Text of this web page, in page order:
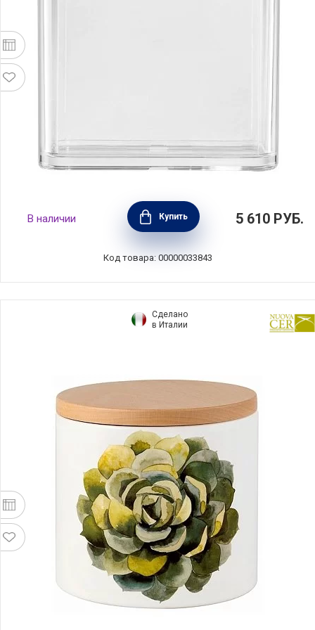
Контейнер пластиковый Cube для
вакуумного хранения 2,8 л, прозрачный,
Zwilling J.A. Henckels, 1025128
В наличии Купить 5 610 РУБ.
Код товара: 00000033843
Сделано
в Италии